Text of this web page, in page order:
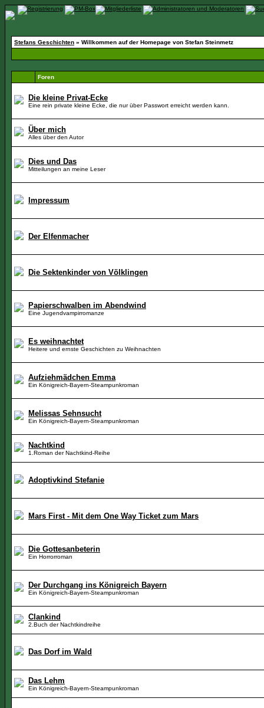
Stefans Geschichten » Willkommen auf der Homepage von Stefan Steinmetz
Foren
Die kleine Privat-Ecke
Eine rein private kleine Ecke, die nur über Passwort erreicht werden kann.
Über mich
Alles über den Autor
Dies und Das
Mitteilungen an meine Leser
Impressum
Der Elfenmacher
Die Sektenkinder von Völklingen
Papierschwalben im Abendwind
Eine Jugendvampirromanze
Es weihnachtet
Heitere und ernste Geschichten zu Weihnachten
Aufziehmädchen Emma
Ein Königreich-Bayern-Steampunkroman
Melissas Sehnsucht
Ein Königreich-Bayern-Steampunkroman
Nachtkind
1.Roman der Nachtkind-Reihe
Adoptivkind Stefanie
Mars First - Mit dem One Way Ticket zum Mars
Die Gottesanbeterin
Ein Horrorroman
Der Durchgang ins Königreich Bayern
Ein Königreich-Bayern-Steampunkroman
Clankind
2.Buch der Nachtkindreihe
Das Dorf im Wald
Das Lehm
Ein Königreich-Bayern-Steampunkroman